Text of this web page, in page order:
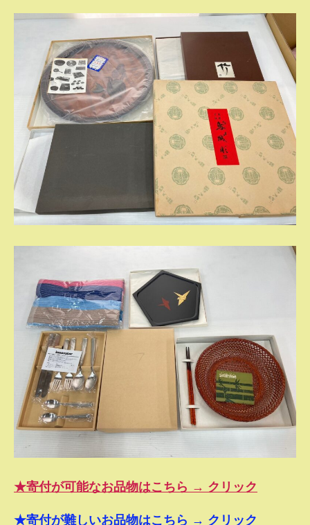
★寄付が可能なお品物はこちら → クリック
★寄付が難しいお品物はこちら → クリック